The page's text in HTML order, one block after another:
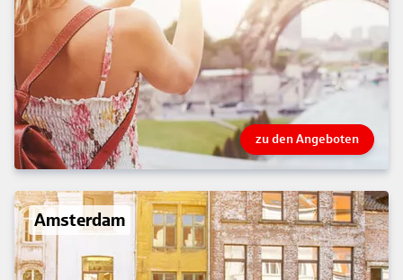
zu den Angeboten
Amsterdam